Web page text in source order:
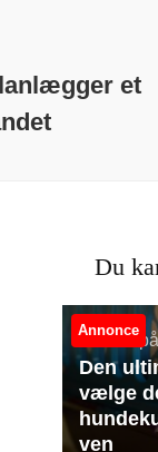
et
Du
Annonce
Artikler
Den
vælge
ven